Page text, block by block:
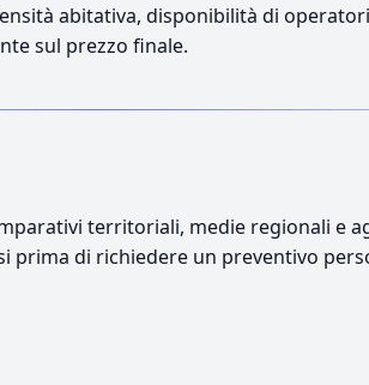
abitativa, disponibilità di
sul prezzo finale.
territoriali, medie regionali e
di richiedere un preventivo